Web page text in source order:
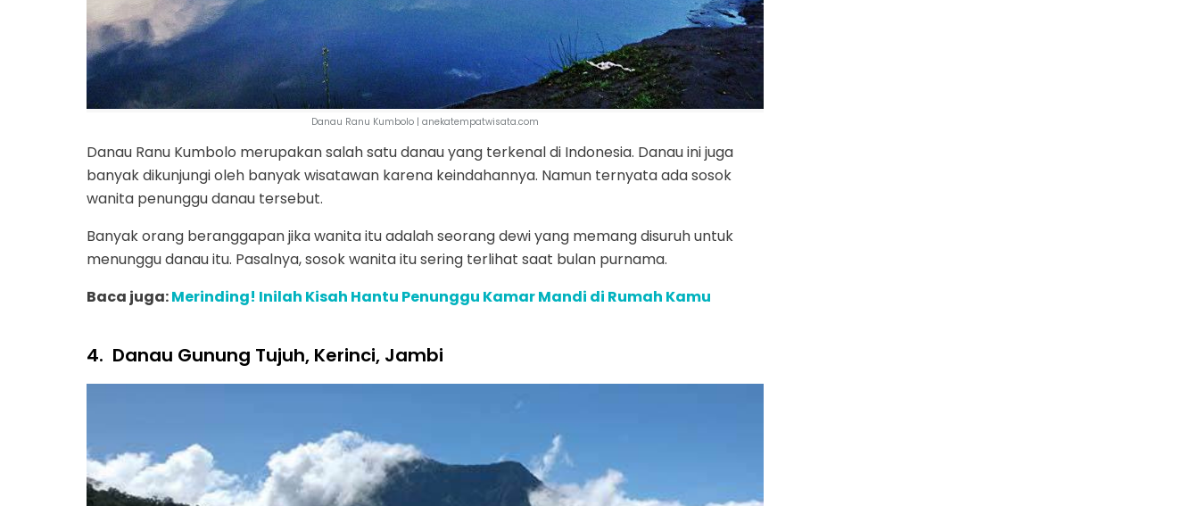
Danau Ranu Kumbolo | anekatempatwisata.com
Danau Ranu Kumbolo merupakan salah satu danau yang terkenal di Indonesia. Danau ini juga
banyak dikunjungi oleh banyak wisatawan karena keindahannya. Namun ternyata ada sosok
wanita penunggu danau tersebut.
Banyak orang beranggapan jika wanita itu adalah seorang dewi yang memang disuruh untuk
menunggu danau itu. Pasalnya, sosok wanita itu sering terlihat saat bulan purnama.
Baca juga:Merinding! Inilah Kisah Hantu Penunggu Kamar Mandi di Rumah Kamu
4. Danau Gunung Tujuh, Kerinci, Jambi